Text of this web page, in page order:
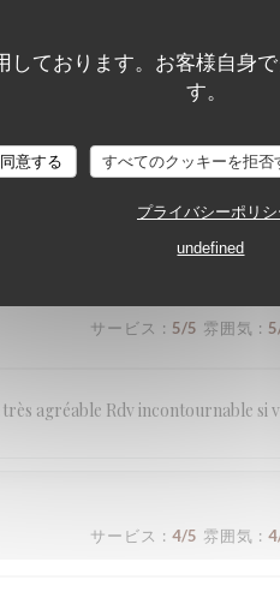
しております。お客様自身
す。
意する すべてのクッキーを拒否
プライバシーポリシ
undefined
/5
サービス: 5 /5 雰囲気: 5
サービス : 5/5 雰囲気 : 5
agréable Rdv incontournable si
サービス : 4/5 雰囲気 : 4